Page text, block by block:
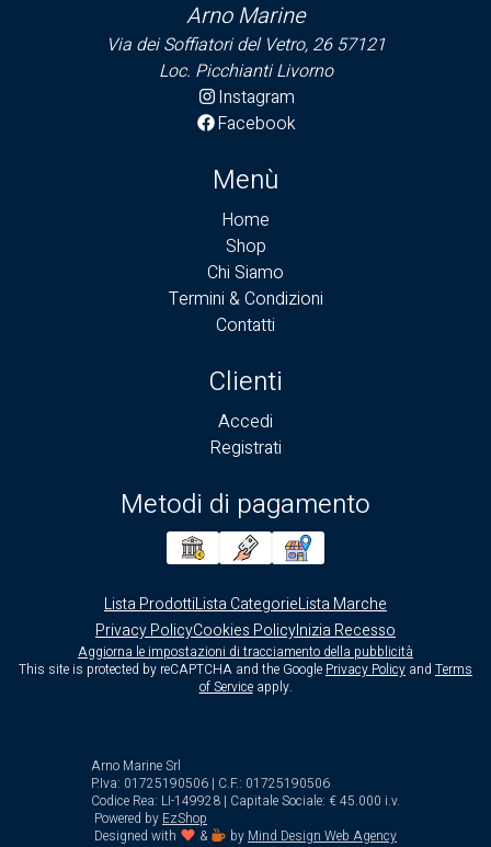
Arno Marine
Via dei Soffiatori del Vetro, 26 57121
Loc. Picchianti Livorno
Instagram
Facebook
Menù
Home
Shop
Chi Siamo
Termini & Condizioni
Contatti
Clienti
Accedi
Registrati
Metodi di pagamento
Lista ProdottiLista CategorieLista Marche
Privacy PolicyCookies PolicyInizia Recesso
Aggiorna le impostazioni di tracciamento della pubblicità
This site is protected by reCAPTCHA and the Google Privacy Policy and Terms
of Serviceapply.
Arno Marine Srl
P.Iva: 01725190506 | C.F.: 01725190506
Codice Rea: LI-149928 | Capitale Sociale: € 45.000 i.v.
Powered by EzShop
Designed with
& by Mind Design Web Agency